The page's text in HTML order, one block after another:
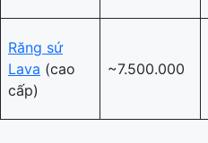
Răng sứ
Lava (cao
cấp)
~7.500.000